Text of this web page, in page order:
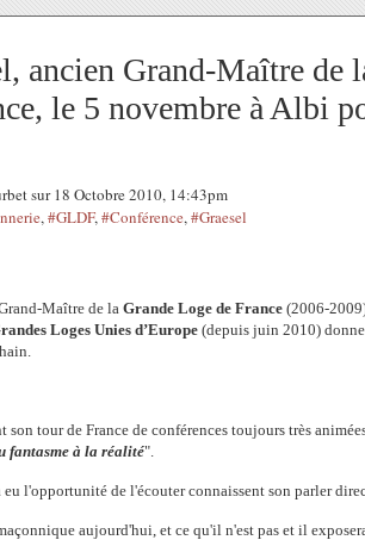
ancien Grand-Maître de
le 5 novembre à Albi
sur 18 Octobre 2010, 14:43pm
,#GLDF,#Conférence,#Graesel
Maître de la Grande Loge de France (2006-
Loges Unies d’Europe (depuis juin 2010)
son tour de France de conférences toujours très
fantasme à la réalité".
l'opportunité de l'écouter connaissent son parler
aujourd'hui, et ce qu'il n'est pas et il